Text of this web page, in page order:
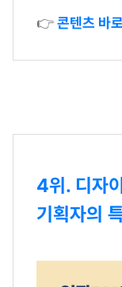
👉콘텐츠 바
4위. 디자
기획자의